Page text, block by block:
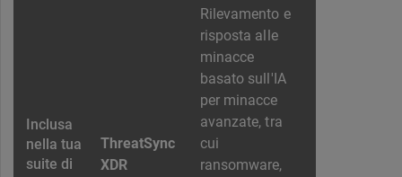
ThreatSync
XDR
Rilevamento e
risposta alle
minacce
basato sull'IA
per minacce
avanzate, tra
cui
ransomware,